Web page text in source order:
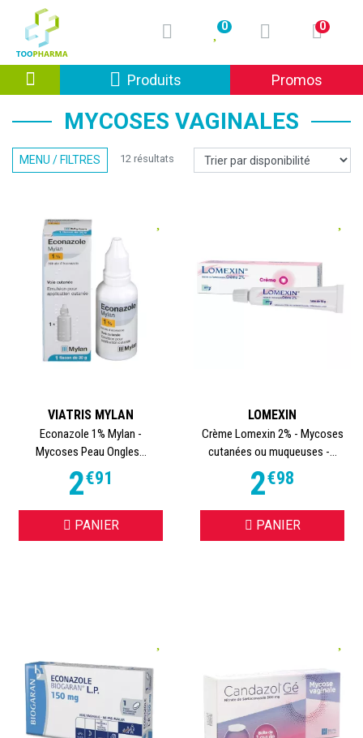
0 0
ProduitsAfficher la navigation
Promos
MYCOSES VAGINALES
MENU / FILTRES 12 résultats
VIATRIS MYLAN
Econazole 1% Mylan -
Mycoses Peau Ongles...
2€91
PANIER
LOMEXIN
Crème Lomexin 2% - Mycoses
cutanées ou muqueuses -...
2€98
PANIER